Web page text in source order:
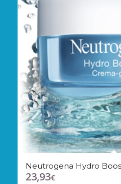
Neutrogena Hydro
23,93€